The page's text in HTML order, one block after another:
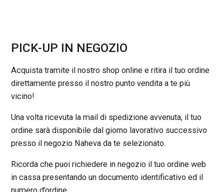
PICK-UP IN NEGOZIO
Acquista tramite il nostro shop online e ritira il tuo ordine
direttamente presso il nostro punto vendita a te più
vicino!
Una volta ricevuta la mail di spedizione avvenuta, il tuo
ordine sarà disponibile dal giorno lavorativo successivo
presso il negozio Naheva da te selezionato.
Ricorda che puoi richiedere in negozio il tuo ordine web
in cassa presentando un documento identificativo ed il